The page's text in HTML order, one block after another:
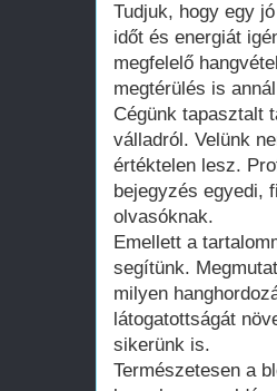
Tudjuk, hogy egy
időt és energiát
megfelelő
megtérülés is
Cégünk tapasztalt
válladról. Velünk
értéktelen lesz.
bejegyzés egyedi,
olvasóknak.
Emellett a
segítünk.
milyen
látogatottságát
sikerünk is.
Természetesen a